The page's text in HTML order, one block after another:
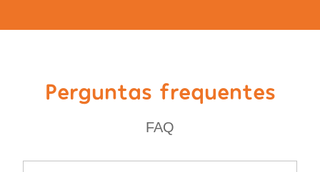
Perguntas frequentes
FAQ